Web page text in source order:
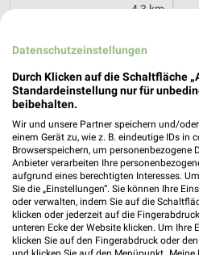
4,3 km
Gültig bis Sa. 08.08.
toom Baumarkt
Datenschutzeinstellungen
Durch Klicken auf die Schaltfläche
Standardeinstellung nur für
beibehalten.
Wir und unsere Partner speichern und/
einem Gerät zu, wie z. B. eindeutige IDs in
Browserspeichern, um personenbezogene
Anbieter verarbeiten Ihre
aufgrund eines berechtigten Interesses.
Sie die „Einstellungen“. Sie können Ihre
oder verwalten, indem Sie auf die
klicken oder jederzeit auf die
unteren Ecke der Website klicken. Um Ihre
klicken Sie auf den Fingerabdruck oder